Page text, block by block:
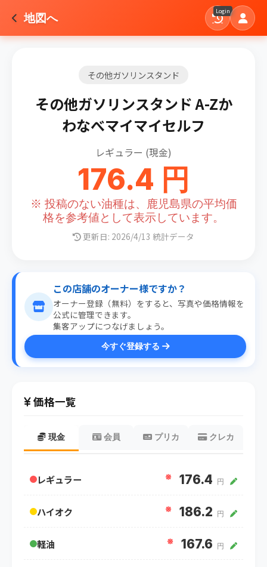
地図へ Login
その他ガソリンスタンド
その他ガソリンスタンド A-Zか
わなべマイマイセルフ
レギュラー (現金)
176.4 円
※ 投稿のない油種は、鹿児島県の平均価
格を参考値として表示しています。
更新日: 2026/4/13 統計データ
この店舗のオーナー様ですか？
オーナー登録（無料）をすると、写真や価格情報を
公式に管理できます。
集客アップにつなげましょう。
今すぐ登録する
価格一覧
現金 会員 プリカ クレカ
レギュラー ※ 176.4 円
ハイオク ※ 186.2 円
軽油 ※ 167.6 円